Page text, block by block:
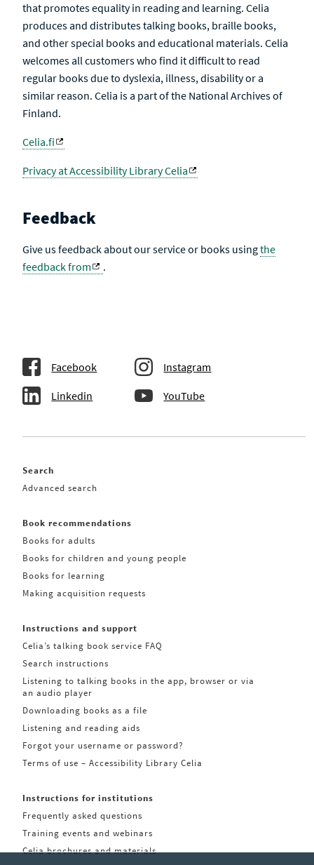
that promotes equality in reading and learning. Celia
produces and distributes talking books, braille books,
and other special books and educational materials. Celia
welcomes all customers who find it difficult to read
regular books due to dyslexia, illness, disability or a
similar reason. Celia is a part of the National Archives of
Finland.
Celia.fi
Privacy at Accessibility Library Celia
Feedback
Give us feedback about our service or books usingthe
feedback from
.
Facebook Instagram
Linkedin YouTube
Search
Advanced search
Book recommendations
Books for adults
Books for children and young people
Books for learning
Making acquisition requests
Instructions and support
Celia’s talking book service FAQ
Search instructions
Listening to talking books in the app, browser or via
an audio player
Downloading books as a file
Listening and reading aids
Forgot your username or password?
Terms of use – Accessibility Library Celia
Instructions for institutions
Frequently asked questions
Training events and webinars
Celia brochures and materials